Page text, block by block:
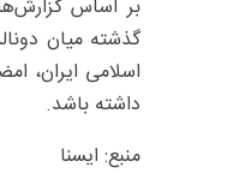
بر اساس
گذشته میان
اسلامی ایران،
داشته باشد.
منبع: ایسنا